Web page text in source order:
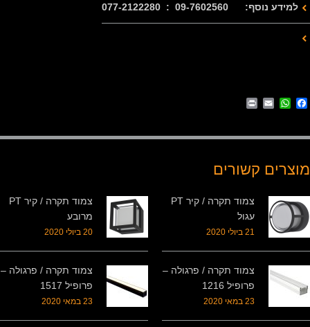
למידע נוסף: 09-7602560 : 077-2122280
Facebook
WhatsApp
Email
מוצרים קשורים
צמוד תקרה / קיר PT
עגול
21 ביולי 2020
צמוד תקרה / קיר PT
מרובע
20 ביולי 2020
צמוד תקרה / פרגולה –
פרופיל 1216
23 במאי 2020
צמוד תקרה / פרגולה –
פרופיל 1517
23 במאי 2020